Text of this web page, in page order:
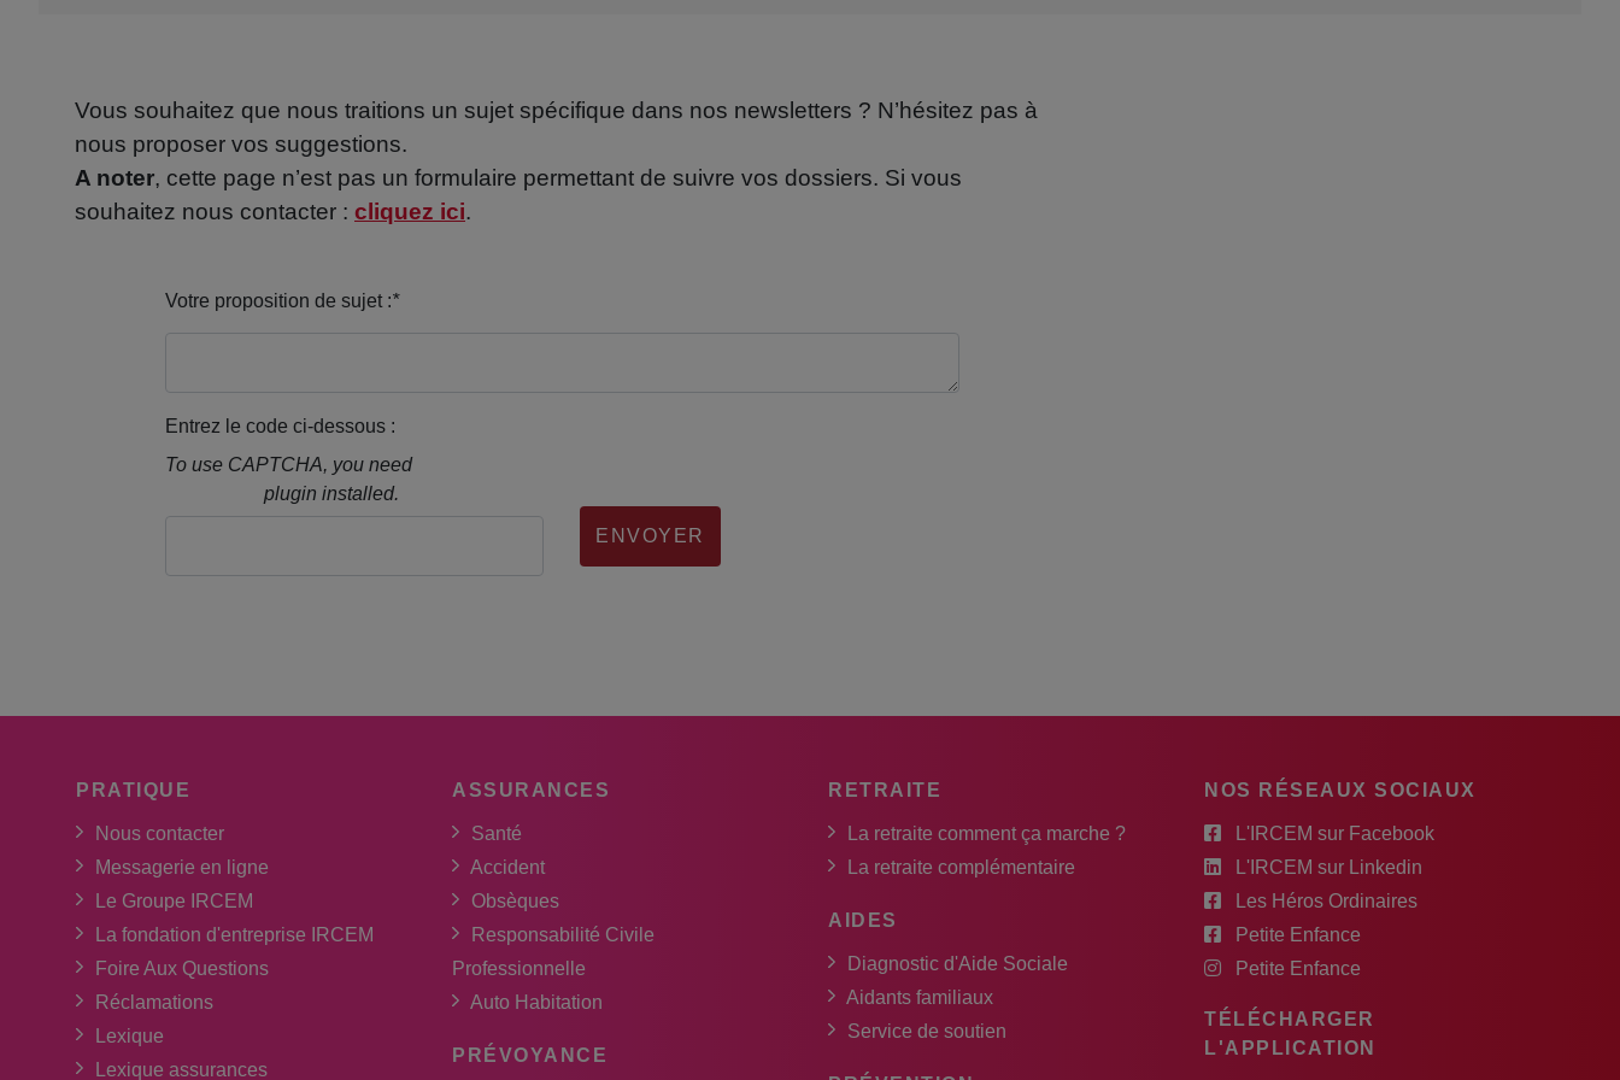
Vous souhaitez que nous traitions un sujet spécifique dans nos newsletters ? N’hésitez pas à
nous proposer vos suggestions.
A noter, cette page n’est pas un formulaire permettant de suivre vos dossiers. Si vous
souhaitez nous contacter : cliquez ici.
Votre proposition de sujet :*
Entrez le code ci-dessous :
To use CAPTCHA, you need
plugin installed.
PRATIQUE
Nous contacter
Messagerie en ligne
Le Groupe IRCEM
La fondation d'entreprise IRCEM
Foire Aux Questions
Réclamations
Lexique
Lexique assurances
ASSURANCES
Santé
Accident
Obsèques
Responsabilité Civile
Professionnelle
Auto Habitation
PRÉVOYANCE
RETRAITE
La retraite comment ça marche ?
La retraite complémentaire
AIDES
Diagnostic d'Aide Sociale
Aidants familiaux
Service de soutien
NOS RÉSEAUX SOCIAUX
L'IRCEM sur Facebook
L'IRCEM sur Linkedin
Les Héros Ordinaires
Petite Enfance
Petite Enfance
TÉLÉCHARGER
L'APPLICATION